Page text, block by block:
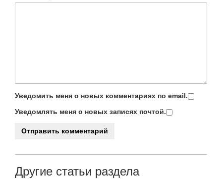
Уведомить меня о новых комментариях по email.
Уведомлять меня о новых записях почтой.
Другие статьи раздела